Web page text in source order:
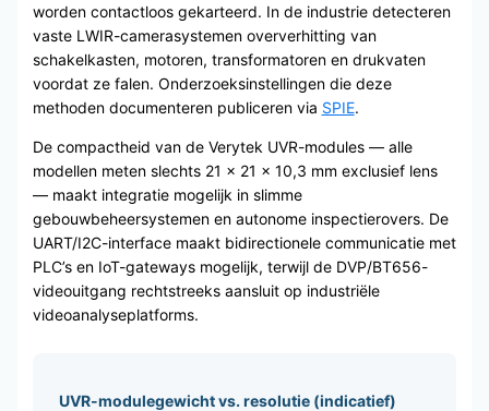
worden contactloos gekarteerd. In de industrie detecteren
vaste LWIR-camerasystemen oververhitting van
schakelkasten, motoren, transformatoren en drukvaten
voordat ze falen. Onderzoeksinstellingen die deze
methoden documenteren publiceren via SPIE.
De compactheid van de Verytek UVR-modules — alle
modellen meten slechts 21 × 21 × 10,3 mm exclusief lens
— maakt integratie mogelijk in slimme
gebouwbeheersystemen en autonome inspectierovers. De
UART/I2C-interface maakt bidirectionele communicatie met
PLC’s en IoT-gateways mogelijk, terwijl de DVP/BT656-
videouitgang rechtstreeks aansluit op industriële
videoanalyseplatforms.
UVR-modulegewicht vs. resolutie (indicatief)